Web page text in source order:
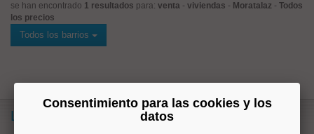
se han encontrado 1 resultados para: venta - viviendas - Moratalaz - Todos
los precios
Todos los barrios
Lo más buscado
Consentimiento para las cookies y los
datos